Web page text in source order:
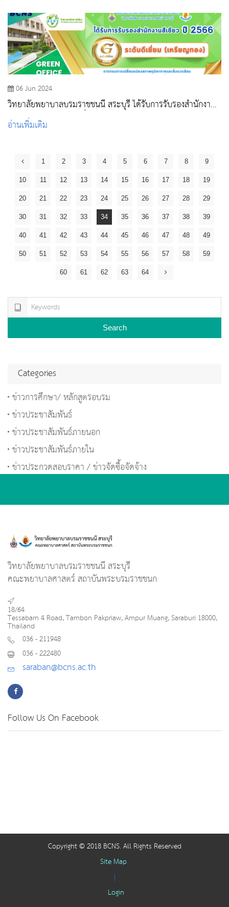
06 Jun 2024
วิทยาลัยพยาบาลบรมราชชนนี สระบุรี ได้รับการรับรองสำนักงานสี
อ่านเพิ่มเติม
1 2 3 4 5 6 7 8 9
10 11 12 13 14 15 16 17 18 19
20 21 22 23 24 25 26 27 28 29
30 31 32 33 34 35 36 37 38 39
40 41 42 43 44 45 46 47 48 49
50 51 52 53 54 55 56 57 58 59
60 61 62 63 64
Search
Categories
ข่าวการศึกษา/ หลักสูตรอบรม
ข่าวประชาสัมพันธ์
ข่าวประชาสัมพันธ์ภายนอก
ข่าวประชาสัมพันธ์ภายใน
ข่าวประกวดสอบราคา / ข่าวจัดซื้อจัดจ้าง
วิทยาลัยพยาบาลบรมราชชนนี สระบุรี
คณะพยาบาลศาสตร์ สถาบันพระบรมราชชนก
18/64
Tessabarn 4 Road, Tambon Pakpriaw, Ampur Muang, Saraburi 18000,
Thailand
036 - 211948
036 - 222480
saraban@bcns.ac.th
Follow Us On Facebook
Copyright © 2018 BCNS. All Rights Reserved
Site Map
|
Login